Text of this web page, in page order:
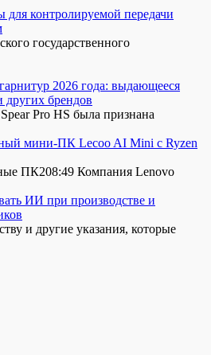
для контролируемой передачи
государственного
2026 года: выдающееся
других брендов
Pro HS была признана
мини-ПК Lecoo AI Mini с Ryzen
ПК208:49 Компания Lenovo
ИИ при производстве и
и другие указания, которые